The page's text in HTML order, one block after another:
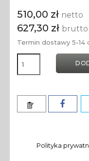
510,00 zł netto
627,30 zł brutto
Termin dostawy 5-14
Polityka